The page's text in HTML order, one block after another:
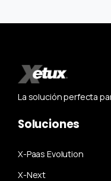
La solución perfecta
Soluciones
X-Paas Evolution
X-Next